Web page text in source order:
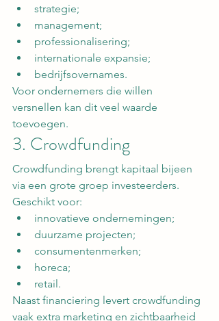
strategie;
management;
professionalisering;
internationale expansie;
bedrijfsovernames.
Voor ondernemers die willen
versnellen kan dit veel waarde
toevoegen.
3. Crowdfunding
Crowdfunding brengt kapitaal bijeen
via een grote groep investeerders.
Geschikt voor:
innovatieve ondernemingen;
duurzame projecten;
consumentenmerken;
horeca;
retail.
Naast financiering levert crowdfunding
vaak extra marketing en zichtbaarheid